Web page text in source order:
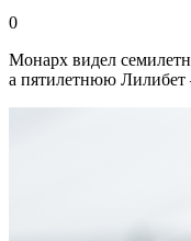
0
Монарх видел
а пятилетнюю